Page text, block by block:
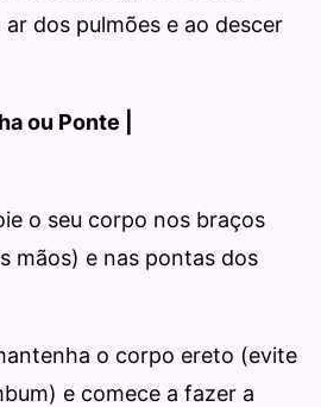
dos pulmões e ao descer
ou Ponte |
o seu corpo nos braços
mãos) e nas pontas dos
o corpo ereto (evite
e comece a fazer a